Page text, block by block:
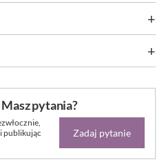
pytania?
publikując
Zadaj pytanie